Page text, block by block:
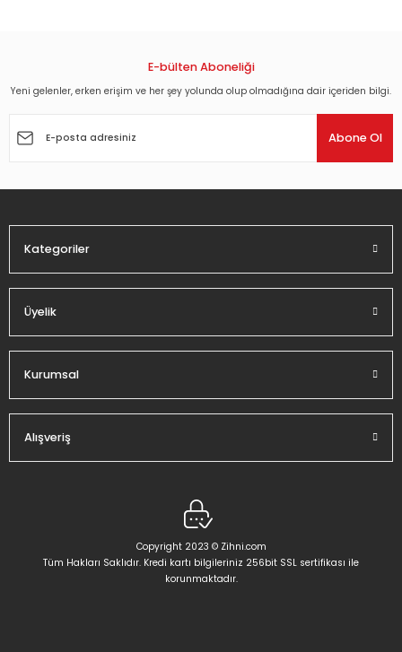
Görüş ve önerileriniz için teşekkür ederiz.
Ürün açıklamasında eksik bilgiler bulunuyor.
E-bülten Aboneliği
Yeni gelenler, erken erişim ve her şey yolunda olup olmadığına dair içeriden bilgi.
Abone Ol
Kategoriler
Üyelik
Kurumsal
Alışveriş
Copyright 2023 © Zihni.com
Tüm Hakları Saklıdır. Kredi kartı bilgileriniz 256bit SSL sertifikası ile
korunmaktadır.